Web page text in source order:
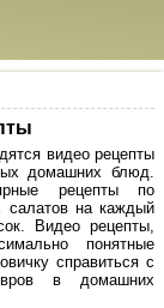
видео рецепты
домашних блюд.
рецепты по
салатов на каждый
Видео рецепты,
понятные
справиться с
в домашних